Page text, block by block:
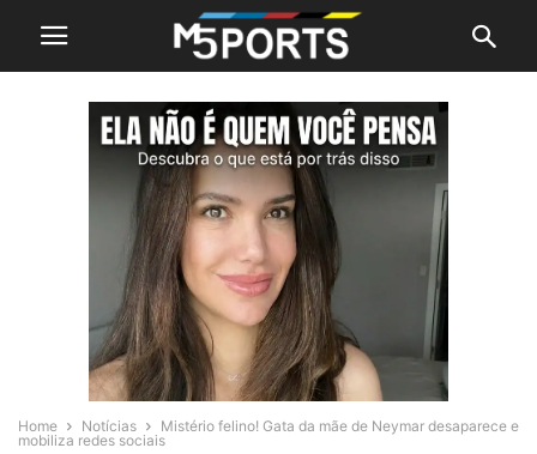
Home Notícias
Mistério felino! Gata da mãe de Neymar desaparece e
mobiliza redes sociais